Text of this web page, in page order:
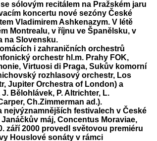
sólovým recitálem na Pražském jaru
koncertu nové sezóny České
Vladimirem Ashkenazym. V létě
Montrealu, v říjnu ve Španělsku, v
na Slovensku.
i zahraničních orchestrů
orchestr hl.m. Prahy FOK,
Virtuosi di Praga, Sukův komorní
rozhlasový orchestr, Los
Jupiter Orchestra of London) a
Bělohlávek, P. Altrichter, L.
Ch.Zimmerman ad.).
nejvýznamnějších festivalech v České
máj, Concentus Moraviae,
září 2000 provedl světovou premiéru
Houslové sonáty v rámci